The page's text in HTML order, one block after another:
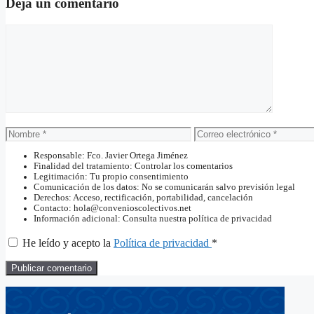
Deja un comentario
Nombre
Correo
electrónico
Responsable: Fco. Javier Ortega Jiménez
Finalidad del tratamiento: Controlar los comentarios
Legitimación: Tu propio consentimiento
Comunicación de los datos: No se comunicarán salvo previsión legal
Derechos: Acceso, rectificación, portabilidad, cancelación
Contacto: hola@convenioscolectivos.net
Información adicional: Consulta nuestra política de privacidad
He leído y acepto la Política de privacidad *